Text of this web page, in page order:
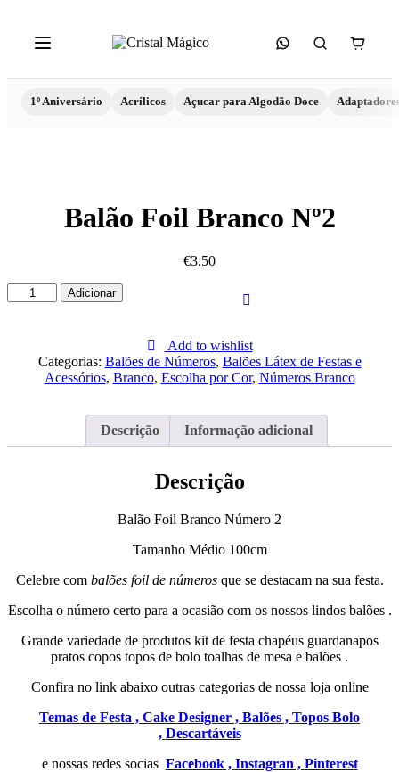
1º Aniversário Acrílicos Açucar para Algodão Doce
Balão Foil Branco Nº2
€3.50
Quantidade
de
Branco
Adicionar
Add to wishlist
Categorias: Balões de Números, Balões Látex de Festas e
Acessórios, Branco, Escolha por Cor, Números Branco
Descrição Informação adicional
Descrição
Balão Foil Branco Número 2
Tamanho Médio 100cm
Celebre com balões foil de númerosque se destacam na sua festa.
Escolha o número certo para a ocasião com os nossos lindos balões .
Grande variedade de produtos kit de festa chapéus guardanapos
pratos copos topos de bolo toalhas de mesa e balões .
Confira no link abaixo outras categorias de nossa loja online
Temas de Festa , Cake Designer , Balões , Topos Bolo
, Descartáveis
e nossas redes socias Facebook , Instagran , Pinterest